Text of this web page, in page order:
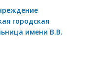
городская
имени В.В.